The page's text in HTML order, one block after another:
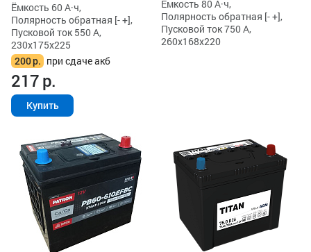
Ёмкость 60 А·ч,
Полярность обратная [- +],
Пусковой ток 550 А,
230x175x225
200р. при сдаче акб
217р.
Купить
Ёмкость 80 А·ч,
Полярность обратная [- +],
Пусковой ток 750 А,
260x168x220